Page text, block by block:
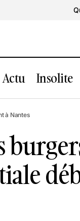
Actu Insolite
Station :
à Nantes